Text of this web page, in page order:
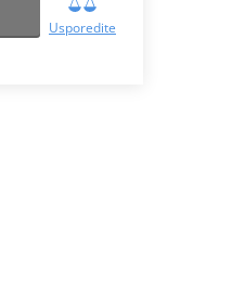
Usporedite